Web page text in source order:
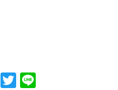
Facebook
Twitter